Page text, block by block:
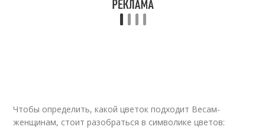
Чтобы определить, какой цветок подходит Весам-
женщинам, стоит разобраться в символике цветов: